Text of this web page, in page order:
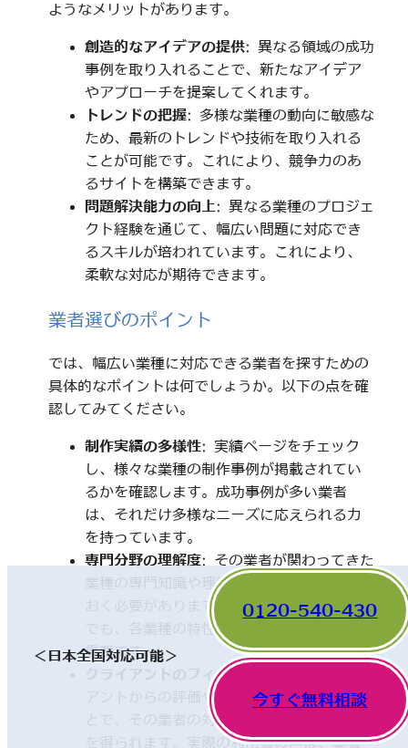
ようなメリットがあります。
創造的なアイデアの提供: 異なる領域の成功
事例を取り入れることで、新たなアイデア
やアプローチを提案してくれます。
トレンドの把握: 多様な業種の動向に敏感な
ため、最新のトレンドや技術を取り入れる
ことが可能です。これにより、競争力のあ
るサイトを構築できます。
問題解決能力の向上: 異なる業種のプロジェ
クト経験を通じて、幅広い問題に対応でき
るスキルが培われています。これにより、
柔軟な対応が期待できます。
業者選びのポイント
では、幅広い業種に対応できる業者を探すための
具体的なポイントは何でしょうか。以下の点を確
認してみてください。
制作実績の多様性: 実績ページをチェック
し、様々な業種の制作事例が掲載されてい
るかを確認します。成功事例が多い業者
は、それだけ多様なニーズに応えられる力
を持っています。
専門分野の理解度: その業者が関わってきた
業種の専門知識や理解度についても触れて
おく必要があります。一見、異なった分野
でも、各業種の特性を理解していることが
重要です。
クライアントのフィードバック
アントからの評価やレビューを確認するこ
とで、その業者の対応や成果に関する情報
を得られます。実際の利用者の声は、業者
＜日本全国対応可能＞
0120-540-430
今すぐ無料相談